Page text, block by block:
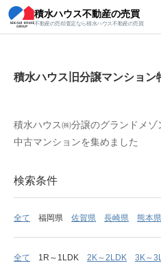
積水ハウス不動産の売買
不動産の売却査定なら積水ハウス不動産の売買
積水ハウス旧分譲
積水ハウス旧分譲マンション
積水ハウス㈱分譲のグランドメゾ
中古マンションを集めました
検索条件
全て 福岡県 佐賀県 長崎県 熊本県
全て 1R～1LDK 2K～2LDK 3K～